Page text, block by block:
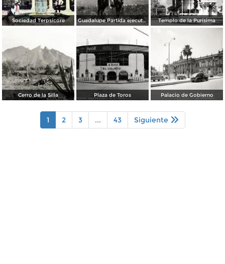
Sociedad Terpsícore Guadalupe Partida ejecutando una charrería con lazo Templo de la Purísima
Cerro de la Silla Plaza de Toros Palacio de Gobierno
1 2 3 ... 43 Siguiente